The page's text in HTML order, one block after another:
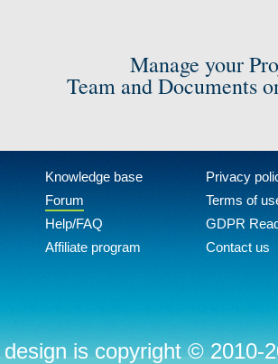
Manage your
Team and Documents
Knowledge base
Forum
Help/FAQ
Affiliate program
Privacy
Terms of
GDPR
Contact us
is copyright © 2010-